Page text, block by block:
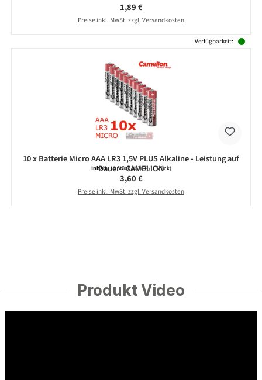
Regulärer Preis:
1,89 €
Preise inkl. MwSt. zzgl. Versandkosten
Verfügbarkeit:
10 x Batterie Micro AAA LR3 1,5V PLUS Alkaline - Leistung auf
Dauer - CAMELION
Inhalt:10 Stück(0,36 € / 1 Stück)
Regulärer Preis:
3,60 €
Preise inkl. MwSt. zzgl. Versandkosten
Produkt Video